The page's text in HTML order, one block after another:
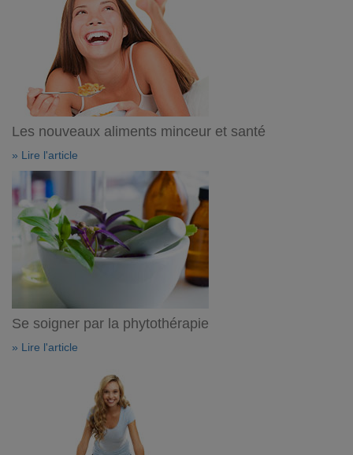
Les nouveaux aliments minceur et santé
» Lire l'article
Se soigner par la phytothérapie
» Lire l'article